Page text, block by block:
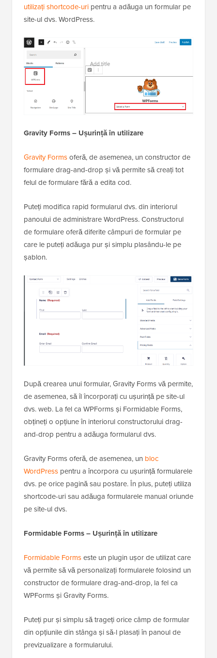
utilizați shortcode-uri pentru a adăuga un formular pe
site-ul dvs. WordPress.
Gravity Forms – Ușurință în utilizare
Gravity Formsoferă, de asemenea, un constructor de
formulare drag-and-drop și vă permite să creați tot
felul de formulare fără a edita cod.
Puteți modifica rapid formularul dvs. din interiorul
panoului de administrare WordPress. Constructorul
de formulare oferă diferite câmpuri de formular pe
care le puteți adăuga pur și simplu plasându-le pe
șablon.
După crearea unui formular, Gravity Forms vă permite,
de asemenea, să îl încorporați cu ușurință pe site-ul
dvs. web. La fel ca WPForms și Formidable Forms,
obțineți o opțiune în interiorul constructorului drag-
and-drop pentru a adăuga formularul dvs.
Gravity Forms oferă, de asemenea, un bloc
WordPress pentru a încorpora cu ușurință formularele
dvs. pe orice pagină sau postare. În plus, puteți utiliza
shortcode-uri sau adăuga formularele manual oriunde
pe site-ul dvs.
Formidable Forms – Ușurință în utilizare
Formidable Formseste un plugin ușor de utilizat care
vă permite să vă personalizați formularele folosind un
constructor de formulare drag-and-drop, la fel ca
WPForms și Gravity Forms.
Puteți pur și simplu să trageți orice câmp de formular
din opțiunile din stânga și să-l plasați în panoul de
previzualizare a formularului.